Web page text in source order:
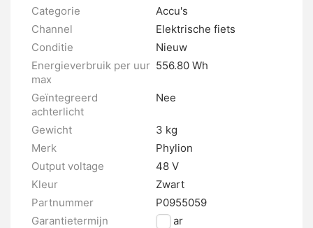
Categorie
Accu's
Channel
Elektrische fiets
Conditie
Nieuw
Energieverbruik per uur
max
556.80 Wh
Geïntegreerd
achterlicht
Nee
Gewicht
3 kg
Merk
Phylion
Output voltage
48 V
Kleur
Zwart
Partnummer
P0955059
Garantietermijn
2 jaar